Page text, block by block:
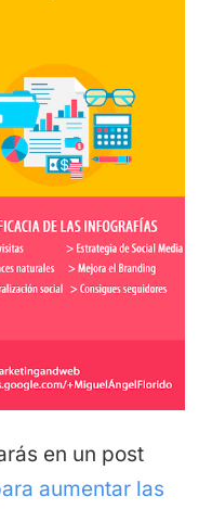
en un post
aumentar las